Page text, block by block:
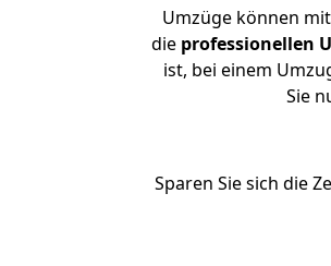
Umzüge können
die professionellen
ist, bei einem
Sie
Sparen Sie sich die